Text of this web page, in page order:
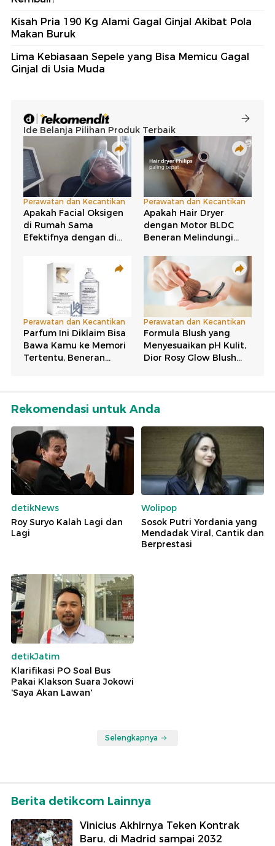
Kisah Pria 190 Kg Alami Gagal Ginjal Akibat Pola
Makan Buruk
Lima Kebiasaan Sepele yang Bisa Memicu Gagal
Ginjal di Usia Muda
Rekomendasi untuk Anda
detikNews
Roy Suryo Kalah Lagi dan
Lagi
Wolipop
Sosok Putri Yordania yang
Mendadak Viral, Cantik dan
Berprestasi
detikJatim
Klarifikasi PO Soal Bus
Pakai Klakson Suara Jokowi
'Saya Akan Lawan'
Selengkapnya
Berita detikcom Lainnya
Vinicius Akhirnya Teken Kontrak
Baru, di Madrid sampai 2032